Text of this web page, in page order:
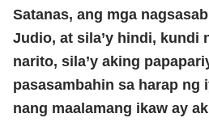
Satanas, ang mga
Judio, at sila’y hindi, kundi
narito, sila’y aking
pasasambahin sa harap ng
nang maalamang ikaw ay